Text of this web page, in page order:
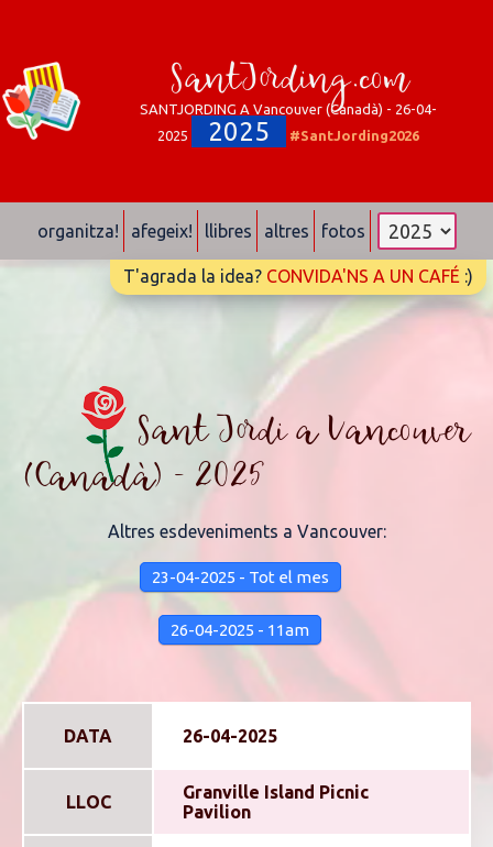
SantJording.com
SANTJORDING A Vancouver (Canadà) - 26-04-
2025
2025 #SantJording2026
organitza! afegeix! llibres altres fotos
T'agrada la idea? CONVIDA'NS A UN CAFÉ :)
Sant Jordi a Vancouver
(Canadà) - 2025
Altres esdeveniments a Vancouver:
23-04-2025 - Tot el mes
26-04-2025 - 11am
DATA 26-04-2025
LLOC
Granville Island Picnic
Pavilion